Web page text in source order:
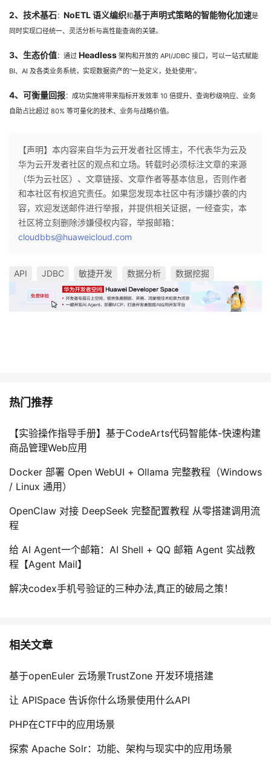
2、技术基石： NoETL 语义编织和基于声明式策略的智能物化加速是
同时实现口径统一、灵活分析与高性能查询的关键。
3、生态价值：通过 Headless 架构和开放的 API/JDBC 接口，可以一站式赋能
BI、AI 及各类业务系统，实现数据资产的“一处定义，处处使用”。
4、可衡量回报：成功实施将带来指标开发效率 10 倍提升、查询秒级响应、业务
自助占比超过 80% 等可量化的技术、业务与战略价值。
【声明】本内容来自华为云开发者社区博主，不代表华为云及
华为云开发者社区的观点和立场。转载时必须标注文章的来源
（华为云社区）、文章链接、文章作者等基本信息，否则作者
和本社区有权追究责任。如果您发现本社区中有涉嫌抄袭的内
容，欢迎发送邮件进行举报，并提供相关证据，一经查实，本
社区将立刻删除涉嫌侵权内容，举报邮箱：
cloudbbs@huaweicloud.com
API JDBC 敏捷开发 数据分析 数据挖掘
热门推荐
【实验操作指导手册】基于CodeArts代码智能体-快速构建
商品管理Web应用
Docker 部署 Open WebUI + Ollama 完整教程（Windows
/ Linux 通用）
OpenClaw 对接 DeepSeek 完整配置教程 从零搭建调用流
程
给 AI Agent一个邮箱：AI Shell + QQ 邮箱 Agent 实战教
程【Agent Mail】
解决codex手机号验证的三种办法,真正的破局之策！
相关文章
基于openEuler 云场景TrustZone 开发环境搭建
让 APISpace 告诉你什么场景使用什么API
PHP在CTF中的应用场景
探索 Apache Solr：功能、架构与现实中的应用场景